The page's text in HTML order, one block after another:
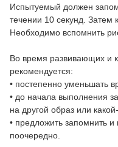
Испытуемый должен
течении 10 секунд. Затем
Необходимо вспомнить
Во время развивающих и
рекомендуется:
• постепенно уменьшать
• до начала выполнения
на другой образ или
• предложить запомнить и
поочередно.